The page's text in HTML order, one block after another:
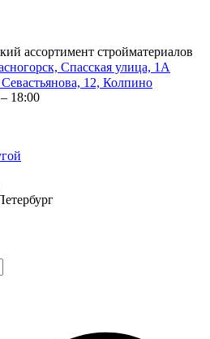
ассортимент стройматериалов
Спасская улица, 1А
12, Колпино
18:00